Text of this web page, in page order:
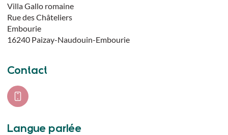
Villa Gallo romaine
Rue des Châteliers
Embourie
16240 Paizay-Naudouin-Embourie
Contact
Langue parlée